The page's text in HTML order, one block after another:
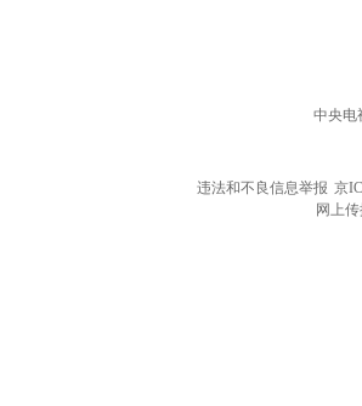
中央电
违法和不良信息举报 京
网上